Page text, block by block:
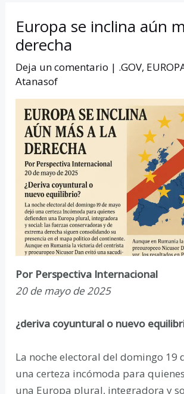
Europa se inclina aún
derecha
Deja un comentario | .GOV,
Atanasof
Por Perspectiva Internacional
20 de mayo de 2025
¿deriva coyuntural o nuevo
La noche electoral del domingo 19
una certeza incómoda para
una Europa plural, integradora y